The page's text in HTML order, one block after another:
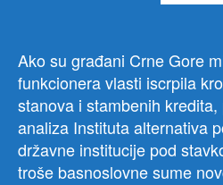
Ako su građani Crne Gore
funkcionera vlasti iscrpila
stanova i stambenih
analiza Instituta alternativa
državne institucije pod
troše basnoslovne sume